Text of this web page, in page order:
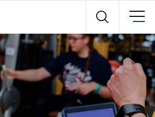
Wall of fitness
Nos experts
Plan des cours
Contact